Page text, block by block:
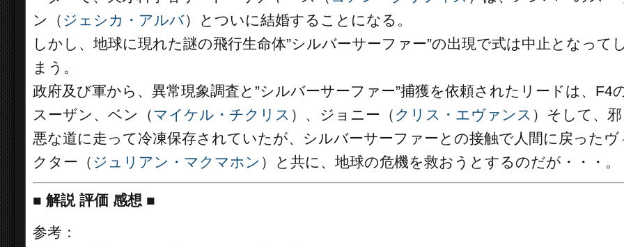
ン（ ジェシカ・アルバ）とついに結婚することになる。
しかし、地球に現れた謎の飛行生命体”シルバーサーファー”の出現で式は中止となってし
まう。
政府及び軍から、異常現象調査と”シルバーサーファー”捕獲を依頼されたリードは、F4
スーザン、ベン（マイケル・チクリス ）、ジョニー（ クリス・エヴァンス ）そして、邪
悪な道に走って冷凍保存されていたが、シルバーサーファーとの接触で人間に戻ったヴ
クター（ ジュリアン・マクマホン ）と共に、地球の危機を救おうとするのだが・・・。
■ 解説 評価 感想 ■
参考：